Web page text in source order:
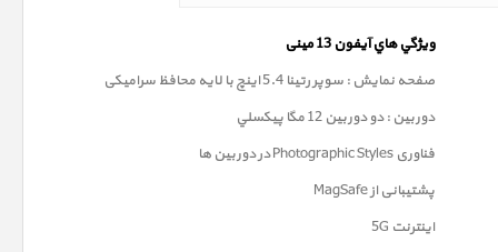
ويژگي هاي آيفون 13
مینی
صفحه نمايش : سوپر رتينا 5.4 اينچ با لایه محافظ سرامیکی
دوربين : دو دوربین 12 مگا پيکسلي
فناوری Photographic Stylesدر دوربین ها
پشتیبانی از MagSafe
اینترنت 5G